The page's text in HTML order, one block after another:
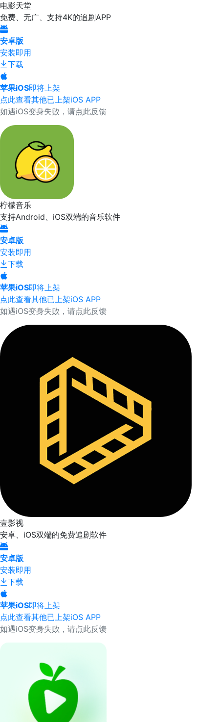
电影天堂
免费、无广、支持4K的追剧APP
安卓版
安装即用
下载
苹果iOS即将上架
点此查看其他已上架iOS APP
如遇iOS变身失败，请点此反馈
柠檬音乐
支持Android、iOS双端的音乐软件
安卓版
安装即用
下载
苹果iOS即将上架
点此查看其他已上架iOS APP
如遇iOS变身失败，请点此反馈
壹影视
安卓、iOS双端的免费追剧软件
安卓版
安装即用
下载
苹果iOS即将上架
点此查看其他已上架iOS APP
如遇iOS变身失败，请点此反馈